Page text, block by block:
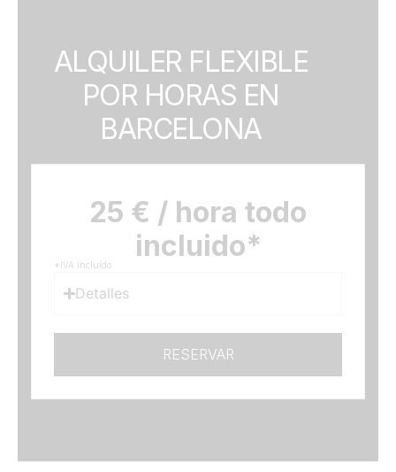
ALQUILER FLEXIBLE
POR HORAS EN
BARCELONA
25 € / hora todo
incluido*
*IVA incluído
Detalles
RESERVAR